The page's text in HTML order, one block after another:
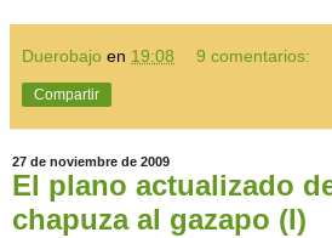
Duerobajo en 19:08 9 comentarios:
Compartir
27 de noviembre de 2009
El plano actualizado
chapuza al gazapo (I)